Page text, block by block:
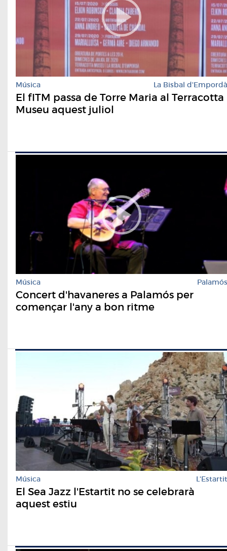
Música La Bisbal d'Empordà
El fITM passa de Torre Maria al Terracotta
Museu aquest juliol
Música Palamós
Concert d'havaneres a Palamós per
començar l'any a bon ritme
Música L'Estartit
El Sea Jazz l'Estartit no se celebrarà
aquest estiu